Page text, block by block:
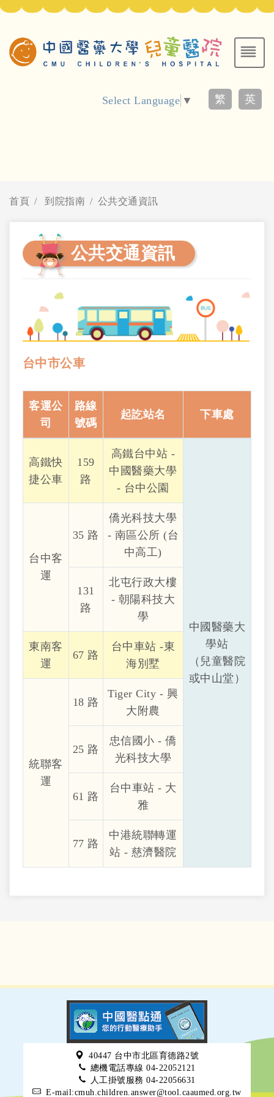
Select Language ▼ 繁 英
首頁 到院指南 公共交通資訊
公共交通資訊
台中市公車
客運公
司
路線
號碼
起訖站名 下車處
高鐵快
捷公車
159
路
高鐵台中站 -
中國醫藥大學
- 台中公園
中國醫藥大
學站
（兒童醫院
或中山堂）
台中客
運
35 路
僑光科技大學
- 南區公所 (台
中高工)
131
路
北屯行政大樓
- 朝陽科技大
學
東南客
運
67 路
台中車站 -東
海別墅
統聯客
運
18 路
Tiger City - 興
大附農
25 路
忠信國小 - 僑
光科技大學
61 路
台中車站 - 大
雅
77 路
中港統聯轉運
站 - 慈濟醫院
40447 台中市北區育德路2號
總機電話專線 04-22052121
人工掛號服務 04-22056631
E-mail:cmuh.children.answer@tool.caaumed.org.tw